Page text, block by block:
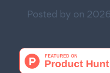
Posted by on